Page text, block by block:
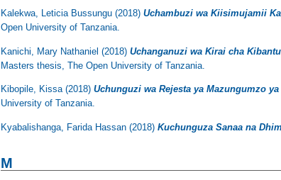
Kalekwa, Leticia Bussungu (2018)Uchambuzi wa Kiisimujamii
Open University of Tanzania.
Kanichi, Mary Nathaniel (2018)Uchanganuzi wa Kirai cha
Masters thesis, The Open University of Tanzania.
Kibopile, Kissa(2018)Uchunguzi wa Rejesta ya Mazungumzo
University of Tanzania.
Kyabalishanga, Farida Hassan (2018)Kuchunguza Sanaa na
M